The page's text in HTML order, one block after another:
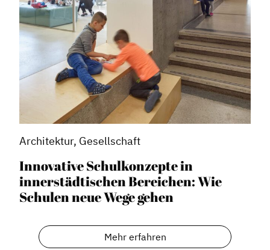
Geschichte des Dachverbandes
Architektur, Gesellschaft
Innovative Schulkonzepte in
innerstädtischen Bereichen: Wie
Schulen neue Wege gehen
Mehr erfahren